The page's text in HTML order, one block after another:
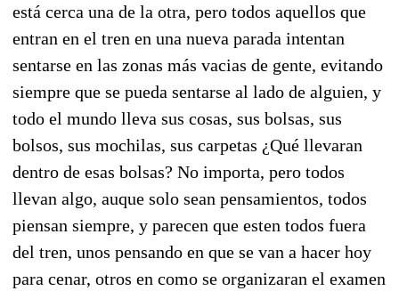
está cerca una de la otra, pero todos aquellos que
entran en el tren en una nueva parada intentan
sentarse en las zonas más vacias de gente, evitando
siempre que se pueda sentarse al lado de alguien, y
todo el mundo lleva sus cosas, sus bolsas, sus
bolsos, sus mochilas, sus carpetas ¿Qué llevaran
dentro de esas bolsas? No importa, pero todos
llevan algo, auque solo sean pensamientos, todos
piensan siempre, y parecen que esten todos fuera
del tren, unos pensando en que se van a hacer hoy
para cenar, otros en como se organizaran el examen